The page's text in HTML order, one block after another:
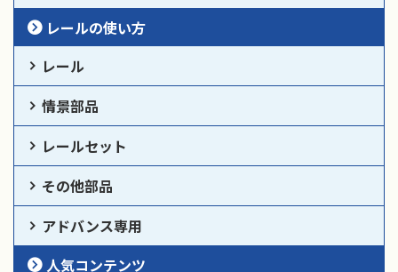
レールの使い方
レール
情景部品
レールセット
その他部品
アドバンス専用
人気コンテンツ